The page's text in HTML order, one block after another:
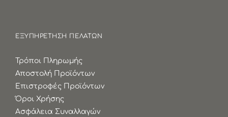
ΕΞΥΠΗΡΕΤΗΣΗ ΠΕΛΑΤΩΝ
Τρόποι Πληρωμής
Αποστολή Προϊόντων
Επιστροφές Προϊόντων
Όροι Χρήσης
Ασφάλεια Συναλλαγών